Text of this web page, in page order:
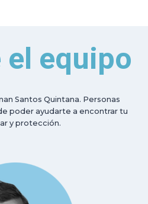
equipo
Santos Quintana. Personas
poder ayudarte a encontrar tu
y protección.